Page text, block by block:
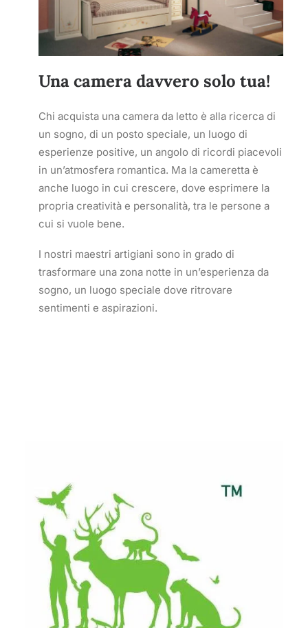
Una camera davvero solo tua!
Chi acquista una camera da letto è alla ricerca di
un sogno, di un posto speciale, un luogo di
esperienze positive, un angolo di ricordi piacevoli
in un’atmosfera romantica. Ma la cameretta è
anche luogo in cui crescere, dove esprimere la
propria creatività e personalità, tra le persone a
cui si vuole bene.
I nostri maestri artigiani sono in grado di
trasformare una zona notte in un’esperienza da
sogno, un luogo speciale dove ritrovare
sentimenti e aspirazioni.